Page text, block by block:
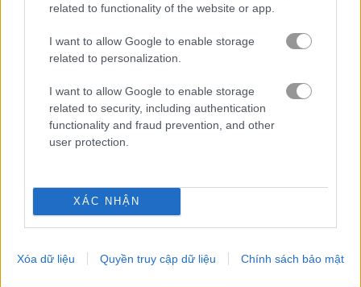
related to functionality of the website or app.
I want to allow Google to enable storage
related to personalization.
I want to allow Google to enable storage
related to security, including authentication
functionality and fraud prevention, and other
user protection.
XÁC NHẬN
Xóa dữ liệu Quyền truy cập dữ liệu Chính sách bảo mật
Video gameplay
Cách chơi Fit in the Wall